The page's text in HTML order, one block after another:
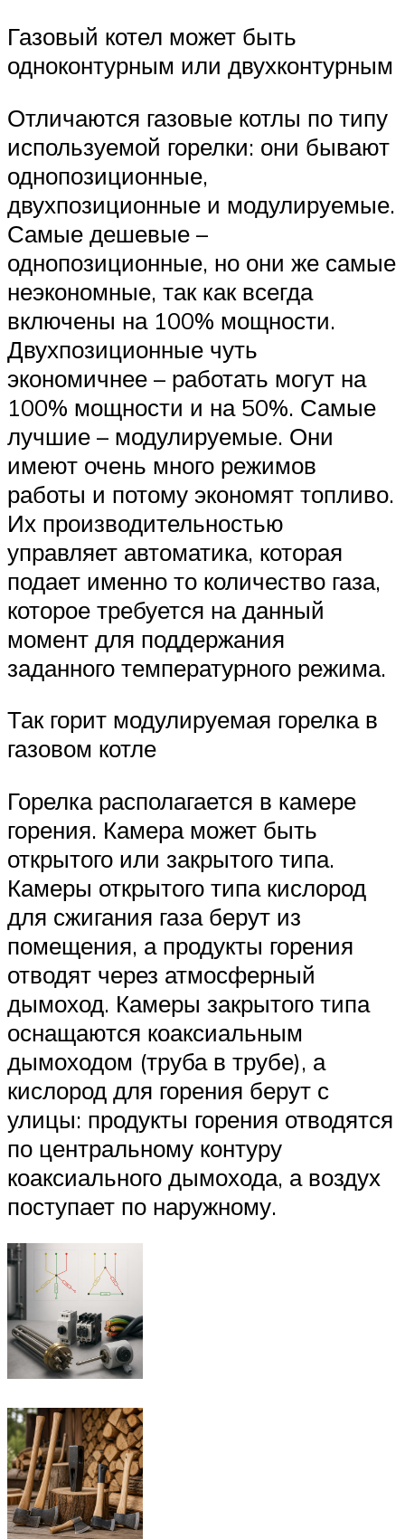
Газовый котел может быть
одноконтурным или двухконтурным
Отличаются газовые котлы по типу
используемой горелки: они бывают
однопозиционные,
двухпозиционные и модулируемые.
Самые дешевые –
однопозиционные, но они же самые
неэкономные, так как всегда
включены на 100% мощности.
Двухпозиционные чуть
экономичнее – работать могут на
100% мощности и на 50%. Самые
лучшие – модулируемые. Они
имеют очень много режимов
работы и потому экономят топливо.
Их производительностью
управляет автоматика, которая
подает именно то количество газа,
которое требуется на данный
момент для поддержания
заданного температурного режима.
Так горит модулируемая горелка в
газовом котле
Горелка располагается в камере
горения. Камера может быть
открытого или закрытого типа.
Камеры открытого типа кислород
для сжигания газа берут из
помещения, а продукты горения
отводят через атмосферный
дымоход. Камеры закрытого типа
оснащаются коаксиальным
дымоходом (труба в трубе), а
кислород для горения берут с
улицы: продукты горения отводятся
по центральному контуру
коаксиального дымохода, а воздух
поступает по наружному.